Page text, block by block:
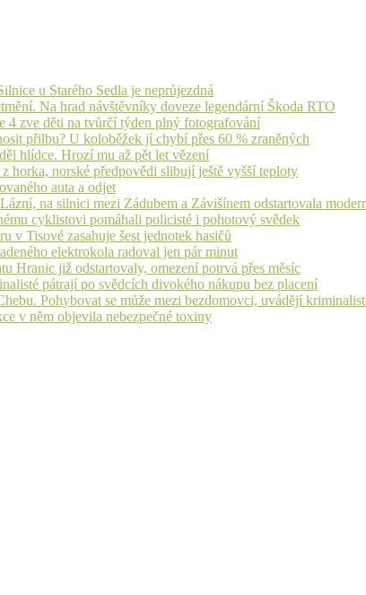
u Starého Sedla je neprůjezdná
Na hrad návštěvníky doveze legendární Škoda RTO
4 zve děti na tvůrčí týden plný fotografování
přilbu? U koloběžek jí chybí přes 60 % zraněných
hlídce. Hrozí mu až pět let vězení
horka, norské předpovědi slibují ještě vyšší teploty
auta a odjet
na silnici mezi Zádubem a Závišínem odstartovala
cyklistovi pomáhali policisté i pohotový svědek
v Tisové zasahuje šest jednotek hasičů
elektrokola radoval jen pár minut
Hranic již odstartovaly, omezení potrvá přes měsíc
pátrají po svědcích divokého nákupu bez placení
Pohybovat se může mezi bezdomovci, uvádějí
v něm objevila nebezpečné toxiny